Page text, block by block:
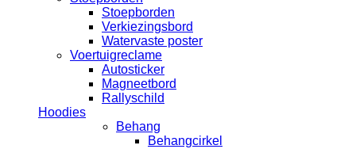
Stoepborden
Verkiezingsbord
Watervaste poster
Voertuigreclame
Autosticker
Magneetbord
Rallyschild
Hoodies
Behang
Behangcirkel